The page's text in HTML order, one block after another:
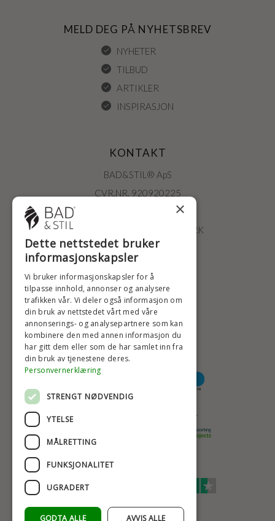
MELD DEG PÅ NYHETSBREV
NYHETER
TILBUD
ARTIKLER
INSPIRASJON
KONTAKT
BAD&STIL® ApS
CVR.NR. 920920225
ØSTERBROGADE 202
2100 KØBENHAVN • DANMARK
+47 2396 6660
BADSTIL@BADSTIL.NO
HØYESTE KREDITTVURD
BETALINGSALTERNATIVER
TRYGG OG SIKKER NETTHANDEL
TRUSTSCORE 4,7
×
Dette nettstedet bruker
informasjonskapsler
Vi bruker informasjonskapsler for å
tilpasse innhold, annonser og analysere
trafikken vår. Vi deler også informasjon om
din bruk av nettstedet vårt med våre
annonserings- og analysepartnere som kan
kombinere den med annen informasjon du
har gitt dem eller som de har samlet inn fra
din bruk av tjenestene deres.
Personvernerklæring
STRENGT NØDVENDIG
YTELSE
MÅLRETTING
FUNKSJONALITET
UGRADERT
GODTA ALLE AVVIS ALLE